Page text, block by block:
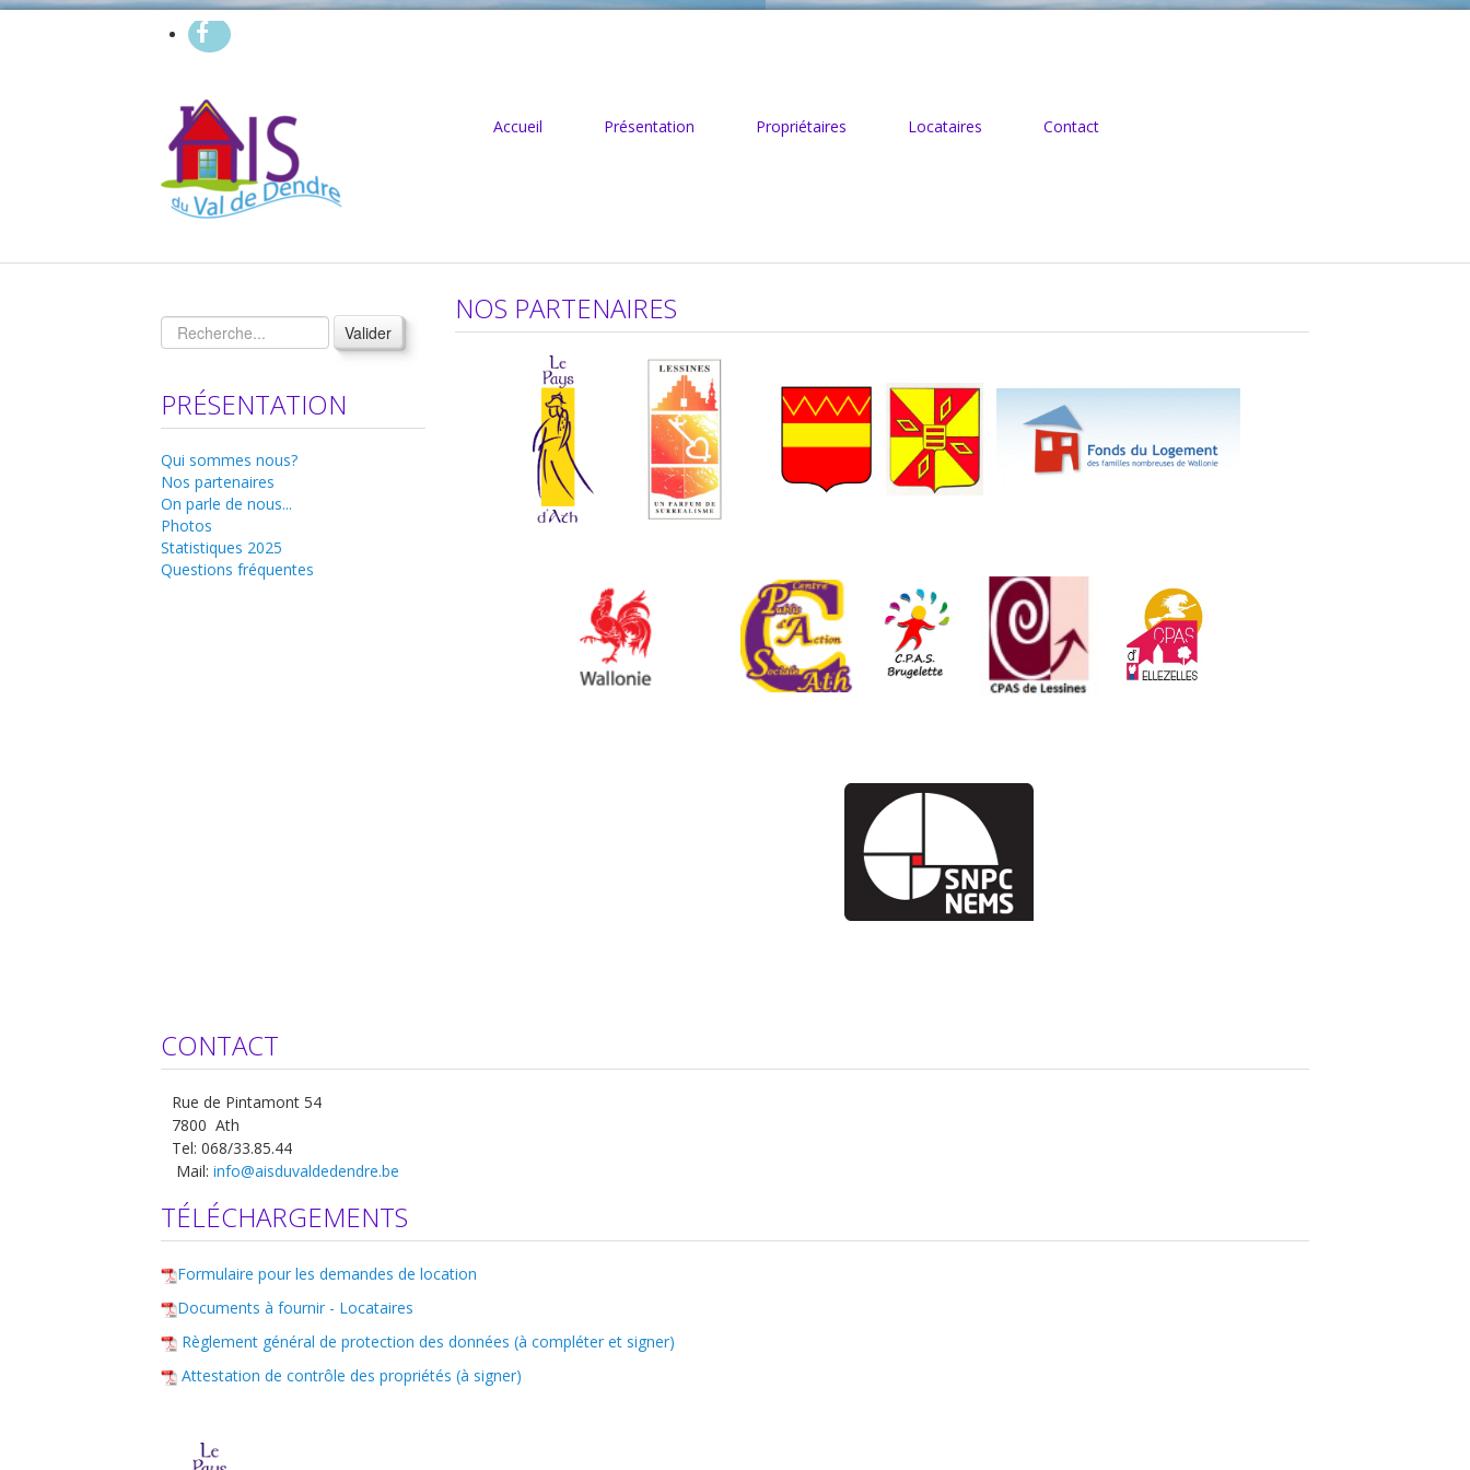
Accueil Présentation Propriétaires Locataires Contact
Valider
PRÉSENTATION
Qui sommes nous?
Nos partenaires
On parle de nous...
Photos
Statistiques 2025
Questions fréquentes
NOS PARTENAIRES
CONTACT
Rue de Pintamont 54
7800 Ath
Tel: 068/33.85.44
Mail: info@aisduvaldedendre.be
TÉLÉCHARGEMENTS
Formulaire pour les demandes de location
Documents à fournir - Locataires
Règlement général de protection des données (à compléter et signer)
Attestation de contrôle des propriétés (à signer)